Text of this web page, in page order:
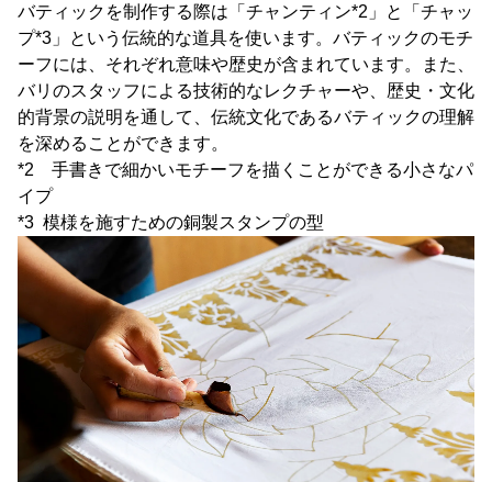
バティックを制作する際は「チャンティン*2」と「チャッ
プ*3」という伝統的な道具を使います。バティックのモチ
ーフには、それぞれ意味や歴史が含まれています。また、
バリのスタッフによる技術的なレクチャーや、歴史・文化
的背景の説明を通して、伝統文化であるバティックの理解
を深めることができます。
*2 手書きで細かいモチーフを描くことができる小さなパ
イプ
*3 模様を施すための銅製スタンプの型